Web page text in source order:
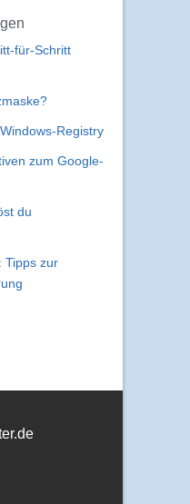
für-Schritt
Registry
zum Google-
du
Tipps zur